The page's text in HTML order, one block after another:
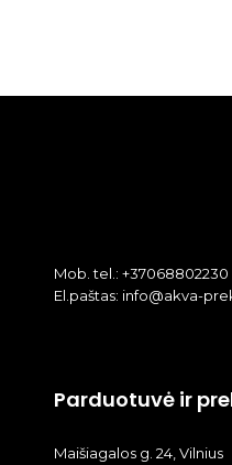
Mob. tel.: +37068802230
El.paštas: info@akva-
Parduotuvė ir
Maišiagalos g. 24, Vilnius